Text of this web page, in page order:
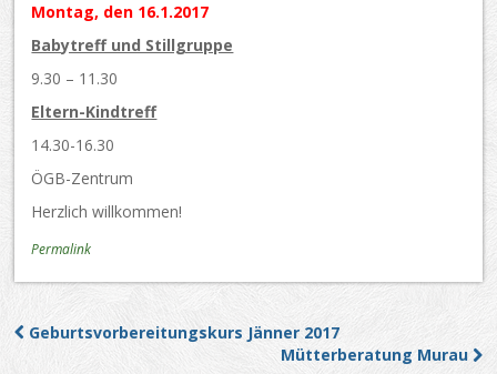
Montag, den 16.1.2017
Babytreff und Stillgruppe
9.30 – 11.30
Eltern-Kindtreff
14.30-16.30
ÖGB-Zentrum
Herzlich willkommen!
Permalink
Post navigation
Geburtsvorbereitungskurs Jänner 2017
Mütterberatung Murau